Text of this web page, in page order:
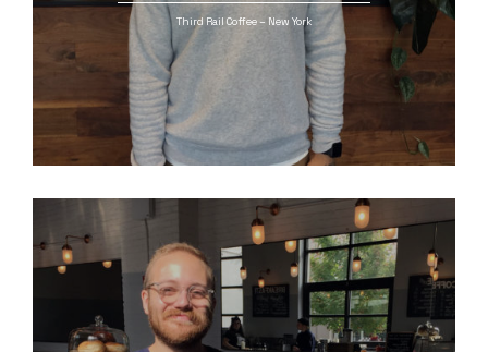
Third Rail Coffee – New York